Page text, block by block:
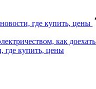
где купить, цены
как доехать
где купить, цены